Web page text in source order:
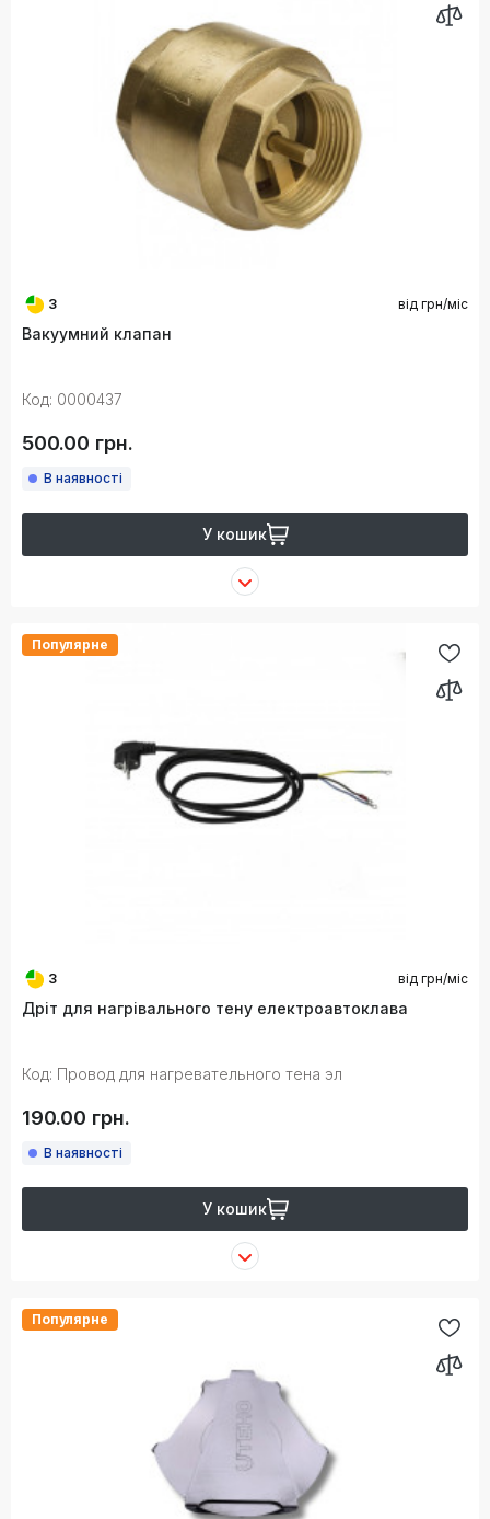
3 від грн/міс
Вакуумний клапан
Код: 0000437
500.00 грн.
В наявності
У кошик
Популярне
3 від грн/міс
Дріт для нагрівального тену електроавтоклава
Код: Провод для нагревательного тена эл
190.00 грн.
В наявності
У кошик
Популярне